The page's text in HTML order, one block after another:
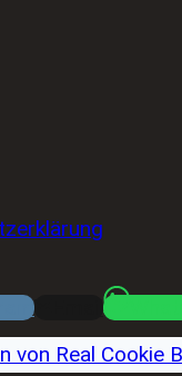
von Real Cookie